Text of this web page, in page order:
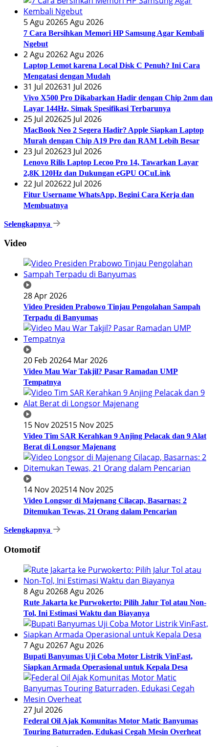
5 Agu 20265 Agu 2026
7 Cara Bersihkan Memori HP Samsung Agar Kembali
Ngebut
2 Agu 20262 Agu 2026
Laptop Lemot karena Local Disk C Penuh? Ini Cara
Mengatasi dengan Mudah
31 Jul 202631 Jul 2026
Vivo X500 Pro Dikabarkan Hadir dengan Chip 2nm dan
Layar 144Hz, Simak Spesifikasi Terbarunya
25 Jul 202625 Jul 2026
MacBook Neo 2 Segera Hadir? Apple Siapkan Laptop
Murah dengan Chip A19 Pro dan RAM Lebih Besar
23 Jul 202623 Jul 2026
Lenovo Rilis Laptop Lecoo Pro 14, Tawarkan Layar
2,8K 120Hz dan Dukungan eGPU OCuLink
22 Jul 202622 Jul 2026
Fitur Username WhatsApp, Begini Cara Kerja dan
Membuatnya
Selengkapnya
Video
28 Apr 2026
Video Presiden Prabowo Tinjau Pengolahan Sampah
Terpadu di Banyumas
20 Feb 20264 Mar 2026
Video Mau War Takjil? Pasar Ramadan UMP
Tempatnya
15 Nov 202515 Nov 2025
Video Tim SAR Kerahkan 9 Anjing Pelacak dan 9 Alat
Berat di Longsor Majenang
14 Nov 202514 Nov 2025
Video Longsor di Majenang Cilacap, Basarnas: 2
Ditemukan Tewas, 21 Orang dalam Pencarian
Selengkapnya
Otomotif
8 Agu 20268 Agu 2026
Rute Jakarta ke Purwokerto: Pilih Jalur Tol atau Non-
Tol, Ini Estimasi Waktu dan Biayanya
7 Agu 20267 Agu 2026
Bupati Banyumas Uji Coba Motor Listrik VinFast,
Siapkan Armada Operasional untuk Kepala Desa
27 Jul 2026
Federal Oil Ajak Komunitas Motor Matic Banyumas
Touring Baturraden, Edukasi Cegah Mesin Overheat